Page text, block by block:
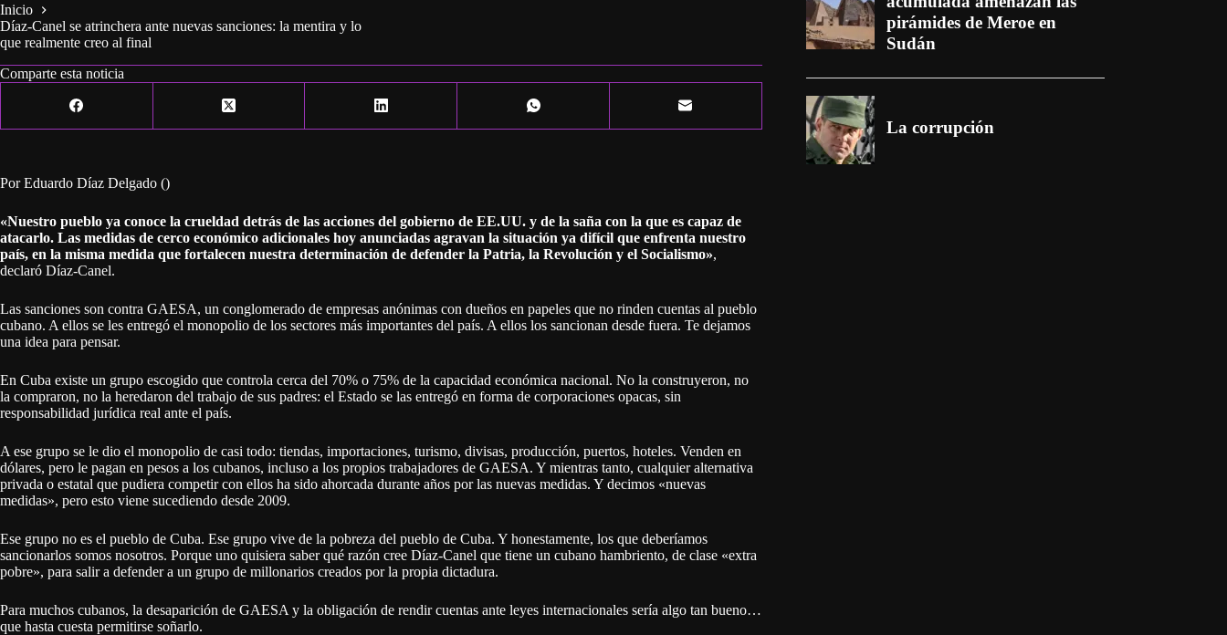
Inicio
Díaz-Canel se atrinchera ante nuevas sanciones: la mentira y lo
que realmente creo al final
Comparte esta noticia
Por Eduardo Díaz Delgado ()
«Nuestro pueblo ya conoce la crueldad detrás de las acciones del gobierno de EE.UU. y de la saña con la que es capaz de
atacarlo. Las medidas de cerco económico adicionales hoy anunciadas agravan la situación ya difícil que enfrenta nuestro
país, en la misma medida que fortalecen nuestra determinación de defender la Patria, la Revolución y el Socialismo»,
declaró Díaz-Canel.
Las sanciones son contra GAESA, un conglomerado de empresas anónimas con dueños en papeles que no rinden cuentas al pueblo
cubano. A ellos se les entregó el monopolio de los sectores más importantes del país. A ellos los sancionan desde fuera. Te dejamos
una idea para pensar.
En Cuba existe un grupo escogido que controla cerca del 70% o 75% de la capacidad económica nacional. No la construyeron, no
la compraron, no la heredaron del trabajo de sus padres: el Estado se las entregó en forma de corporaciones opacas, sin
responsabilidad jurídica real ante el país.
A ese grupo se le dio el monopolio de casi todo: tiendas, importaciones, turismo, divisas, producción, puertos, hoteles. Venden en
dólares, pero le pagan en pesos a los cubanos, incluso a los propios trabajadores de GAESA. Y mientras tanto, cualquier alternativa
privada o estatal que pudiera competir con ellos ha sido ahorcada durante años por las nuevas medidas. Y decimos «nuevas
medidas», pero esto viene sucediendo desde 2009.
Ese grupo no es el pueblo de Cuba. Ese grupo vive de la pobreza del pueblo de Cuba. Y honestamente, los que deberíamos
sancionarlos somos nosotros. Porque uno quisiera saber qué razón cree Díaz-Canel que tiene un cubano hambriento, de clase «extra
pobre», para salir a defender a un grupo de millonarios creados por la propia dictadura.
Para muchos cubanos, la desaparición de GAESA y la obligación de rendir cuentas ante leyes internacionales sería algo tan bueno…
que hasta cuesta permitirse soñarlo.